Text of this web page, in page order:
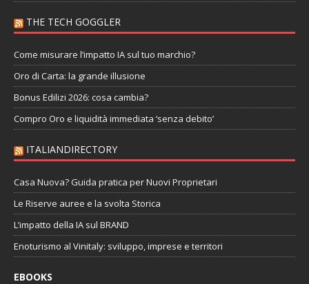
THE TECH GOGGLER
Come misurare l’impatto IA sul tuo marchio?
Oro di Carta: la grande illusione
Bonus Edilizi 2026: cosa cambia?
Compro Oro e liquidità immediata ‘senza debito’
ITALIANDIRECTORY
Casa Nuova? Guida pratica per Nuovi Proprietari
Le Riserve auree e la svolta Storica
L’impatto della IA sul BRAND
Enoturismo al Vinitaly: sviluppo, imprese e territori
EBOOKS